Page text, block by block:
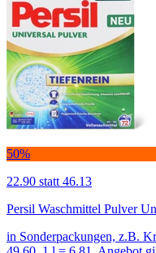
50%
22.90 statt 46.13
Persil Waschmittel Pulver
in Sonderpackungen, z.B.